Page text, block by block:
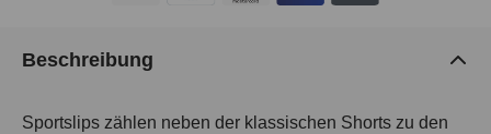
Beschreibung
Sportslips zählen neben der klassischen Shorts zu den